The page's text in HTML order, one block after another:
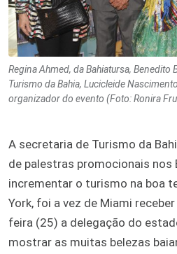
Regina Ahmed, da Bahiatursa, Benedito
Turismo da Bahia, Lucicleide
organizador do evento (Foto: Ronira
A secretaria de Turismo da
de palestras promocionais nos
incrementar o turismo na boa
York, foi a vez de Miami
feira (25) a delegação do
mostrar as muitas belezas